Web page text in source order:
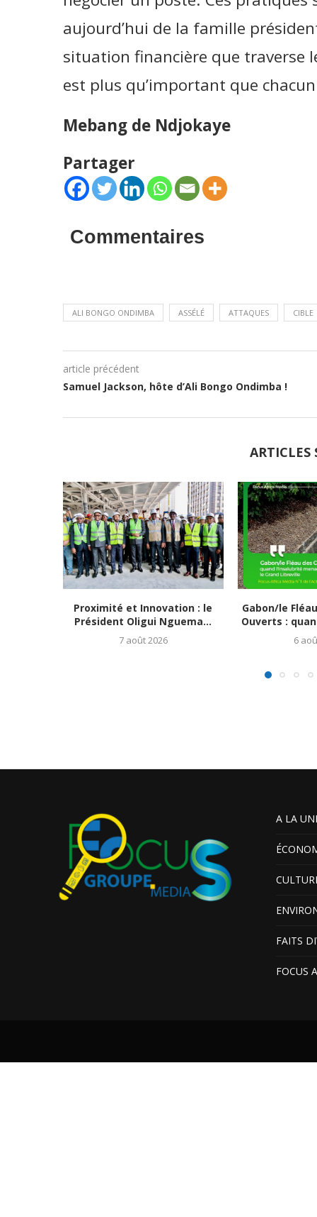
aujourd’hui de la famille
situation financière que traverse
est plus qu’important que
Mebang de Ndjokaye
Partager
Commentaires
ALI BONGO ONDIMBA ASSÉLÉ ATTAQUES CIBLE
article précédent
Samuel Jackson, hôte d’Ali Bongo Ondimba !
ARTICLES
Proximité et Innovation : le
Président Oligui Nguema...
7 août 2026
Gabon/le
Ouverts :
6
A LA
FAITS
FOCUS